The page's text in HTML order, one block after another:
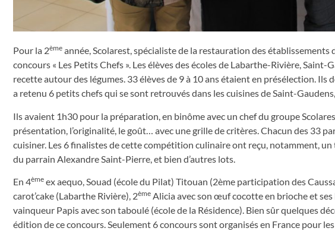
Pour la 2ème année, Scolarest, spécialiste de la restauration des
concours « Les Petits Chefs ». Les élèves des écoles de Labarthe-Rivière,
recette autour des légumes. 33 élèves de 9 à 10 ans étaient en présélection.
a retenu 6 petits chefs qui se sont retrouvés dans les cuisines de Saint-
Ils avaient 1h30 pour la préparation, en binôme avec un chef du groupe
présentation, l’originalité, le goût… avec une grille de critères. Chacun des 33
cuisiner. Les 6 finalistes de cette compétition culinaire ont reçu, notamment,
du parrain Alexandre Saint-Pierre, et bien d’autres lots.
En 4ème ex aequo, Souad (école du Pilat) Titouan (2ème participation des
carot’cake (Labarthe Rivière), 2ème Alicia avec son œuf cocotte en brioche et
vainqueur Papis avec son taboulé (école de la Résidence). Bien sûr quelques
édition de ce concours. Seulement 6 concours sont organisés en France pour